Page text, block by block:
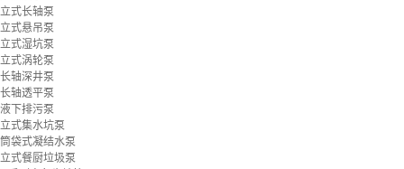
立式长轴泵
立式悬吊泵
立式湿坑泵
立式涡轮泵
长轴深井泵
长轴透平泵
液下排污泵
立式集水坑泵
筒袋式凝结水泵
立式餐厨垃圾泵